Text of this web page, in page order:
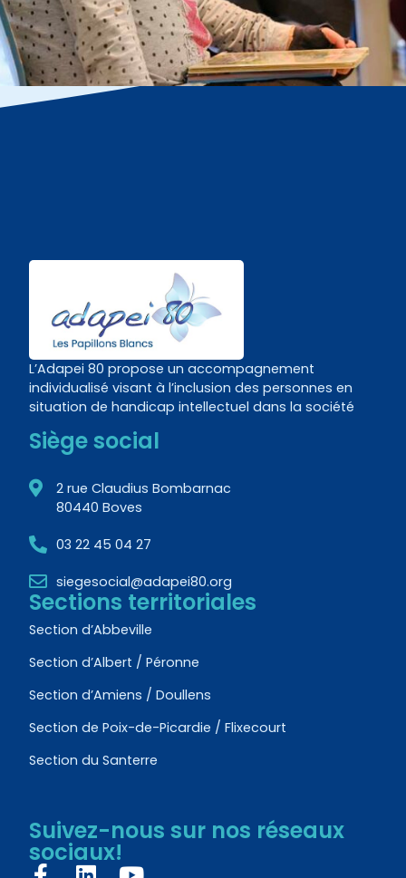
L’Adapei 80 propose un accompagnement
individualisé visant à l’inclusion des personnes en
situation de handicap intellectuel dans la société
Siège social
2 rue Claudius Bombarnac
80440 Boves
03 22 45 04 27
siegesocial@adapei80.org
Sections territoriales
Section d’Abbeville
Section d’Albert / Péronne
Section d’Amiens / Doullens
Section de Poix-de-Picardie / Flixecourt
Section du Santerre
Suivez-nous sur nos réseaux
sociaux!